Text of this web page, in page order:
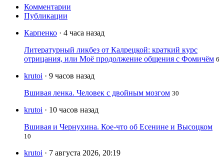
Комментарии
Публикации
Карпенко · 4 часа назад
Литературный ликбез от Калрецкой: краткий курс
отрицания, или Моё продолжение общения с Фомичём 6
krutoi · 9 часов назад
Вшивая ленка. Человек с двойным мозгом 30
krutoi · 10 часов назад
Вшивая и Чернухина. Кое-что об Есенине и Высоцком
10
krutoi · 7 августа 2026, 20:19